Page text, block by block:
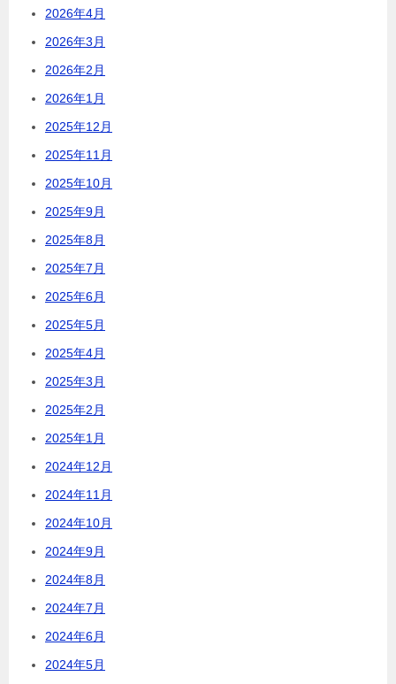
2026年4月
2026年3月
2026年2月
2026年1月
2025年12月
2025年11月
2025年10月
2025年9月
2025年8月
2025年7月
2025年6月
2025年5月
2025年4月
2025年3月
2025年2月
2025年1月
2024年12月
2024年11月
2024年10月
2024年9月
2024年8月
2024年7月
2024年6月
2024年5月